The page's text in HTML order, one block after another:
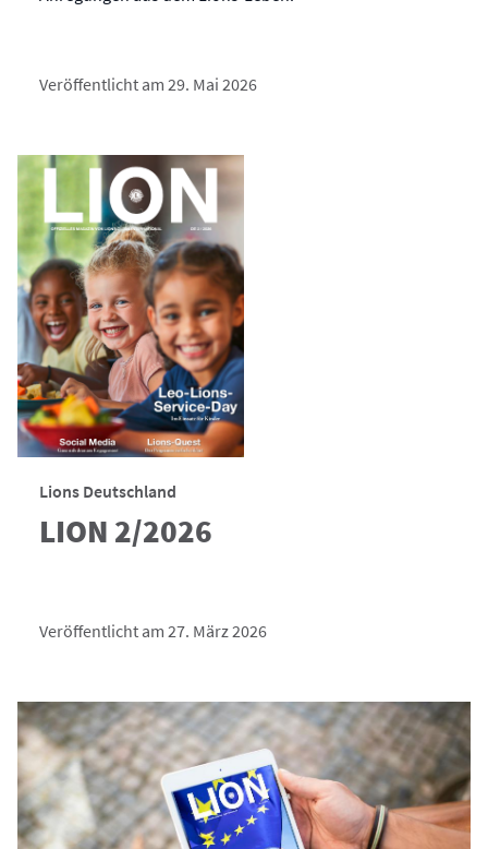
Veröffentlicht am 29. Mai 2026
Lions Deutschland
LION 2/2026
Veröffentlicht am 27. März 2026